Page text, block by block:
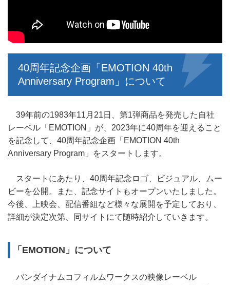
40周年記念企画「EMOTION 40th
Anniversary Program」について
39年前の1983年11月21日、第1弾商品を発売した自社
レーベル「EMOTION」が、2023年に40周年を迎えること
を記念して、40周年記念企画「EMOTION 40th
Anniversary Program」をスタートします。
スタートにあたり、40周年記念ロゴ、ビジュアル、ムー
ビーを公開。また、記念サイトもオープンいたしました。
今後、上映会、配信番組など様々な展開を予定しており、
詳細が決定次第、同サイトにて随時紹介していきます。
「EMOTION」について
バンダイナムコフィルムワークスの映像レーベル